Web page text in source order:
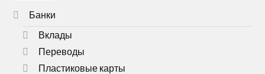
Банки
Вклады
Переводы
Пластиковые карты